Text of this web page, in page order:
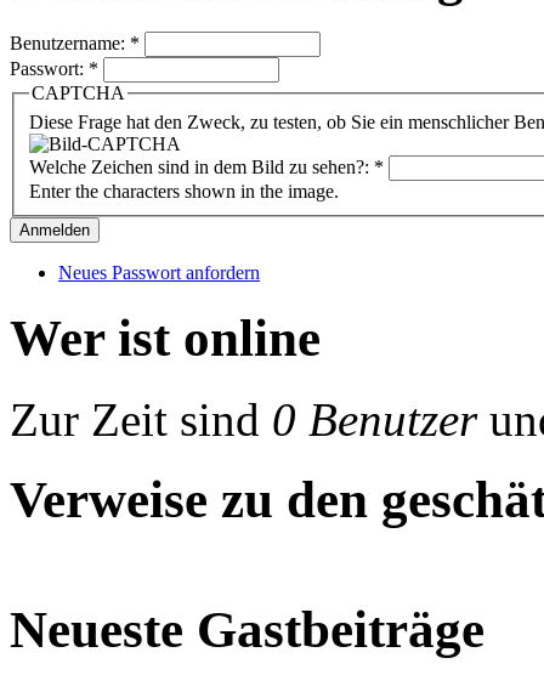
Benutzername: *
Passwort: *
CAPTCHA
Diese Frage hat den Zweck, zu testen, ob Sie ein menschlicher
Welche Zeichen sind in dem Bild zu sehen?: *
Enter the characters shown in the image.
Neues Passwort anfordern
Wer ist online
Zur Zeit sind 0 Benutzer
Verweise zu den
Neueste Gastbeiträge